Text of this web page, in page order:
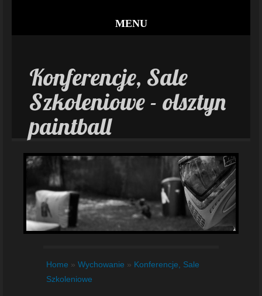
MENU
Konferencje, Sale
Szkoleniowe - olsztyn
paintball
Home » Wychowanie » Konferencje, Sale
Szkoleniowe